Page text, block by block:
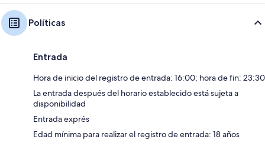
Políticas
Entrada
Hora de inicio del registro de entrada: 16:00; hora de fin: 23:30
La entrada después del horario establecido está sujeta a
disponibilidad
Entrada exprés
Edad mínima para realizar el registro de entrada: 18 años